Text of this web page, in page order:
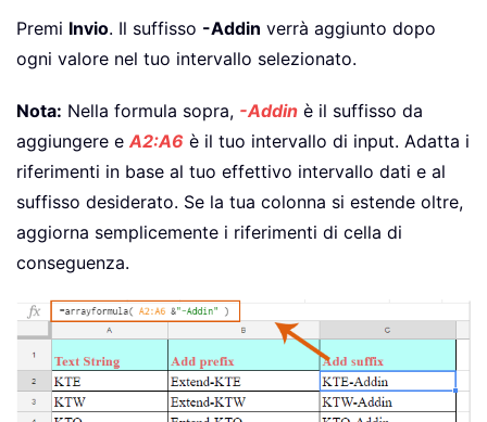
Premi Invio. Il suffisso -Addin verrà aggiunto dopo
ogni valore nel tuo intervallo selezionato.
Nota: Nella formula sopra, -Addin è il suffisso da
aggiungere e A2:A6 è il tuo intervallo di input. Adatta i
riferimenti in base al tuo effettivo intervallo dati e al
suffisso desiderato. Se la tua colonna si estende oltre,
aggiorna semplicemente i riferimenti di cella di
conseguenza.